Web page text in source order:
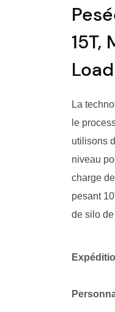
15T,
La
le
utilisons
niveau
charge
pesant
de silo